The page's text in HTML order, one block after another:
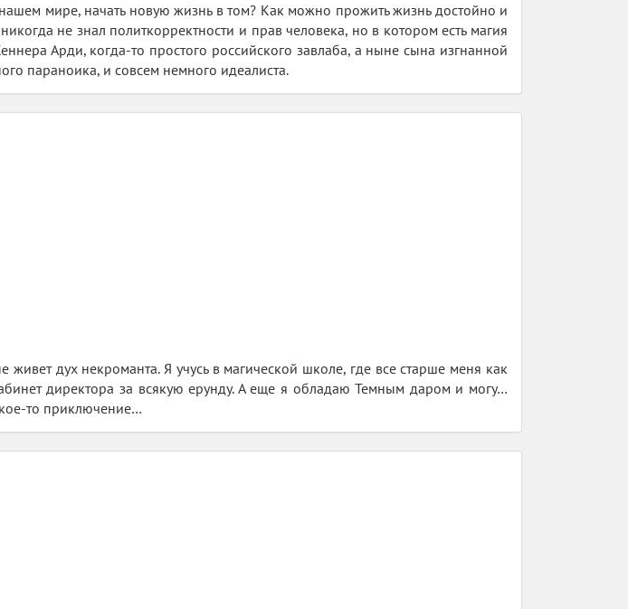
мире, начать новую жизнь в том? Как можно прожить жизнь достойно и
не знал политкорректности и прав человека, но в котором есть магия
Арди, когда-то простого российского завлаба, а ныне сына изгнанной
параноика, и совсем немного идеалиста.
дух некроманта. Я учусь в магической школе, где все старше меня как
директора за всякую ерунду. А еще я обладаю Темным даром и могу…
то приключение…